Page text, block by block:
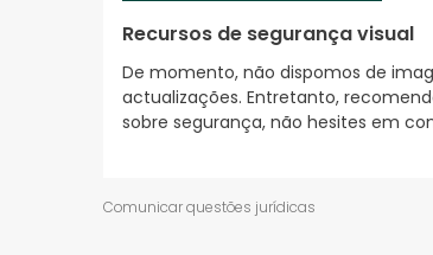
Recursos de segurança visual
De momento, não dispomos de
actualizações. Entretanto,
sobre segurança, não hesites em
Comunicar questões jurídicas